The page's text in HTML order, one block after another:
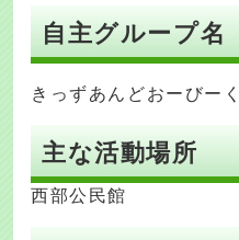
自主グループ名
きっずあんどおーびー
主な活動場所
西部公民館